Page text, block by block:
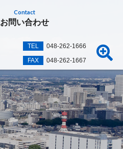
Contact
お問い合わせ
TEL
048-262-1666
FAX
048-262-1667